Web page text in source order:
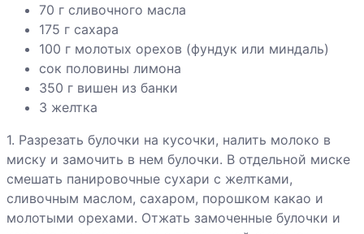
Яблоки
запеченные с
ванильным
соусом
специями и
абрикосами
Яичница-
глазунья с
70 г сливочного масла
175 г сахара
100 г молотых орехов (фундук или миндаль)
сок половины лимона
350 г вишен из банки
3 желтка
1. Разрезать булочки на кусочки, налить молоко в
миску и замочить в нем булочки. В отдельной миске
смешать панировочные сухари с желтками,
сливочным маслом, сахаром, порошком какао и
молотыми орехами. Отжать замоченные булочки и